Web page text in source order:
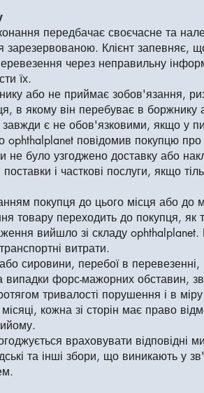
передбачає своєчасне та
зарезервованою. Клієнт запевняє,
через неправильну
їх.
або не приймає зобов'язання,
в якому він перебуває в
завжди є не обов'язковими, якщо у
ophthalplanet повідомив покупцю
не було узгоджено доставку або
і часткові послуги, якщо
покупця до цього місця або до
товару переходить до покупця, як
вийшло зі складу ophthalplanet.
витрати.
або сировини, перебої в
випадки форс-мажорних обставин,
тривалості порушення і в
кожна зі сторін має право
враховувати відповідні
та інші збори, що виникають у